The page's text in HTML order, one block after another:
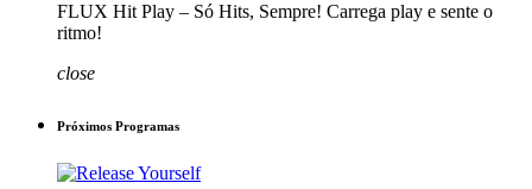
FLUX Hit Play – Só Hits, Sempre! Carrega play e sente o
ritmo!
close
Próximos Programas